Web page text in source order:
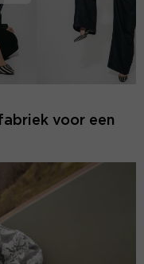
voor een